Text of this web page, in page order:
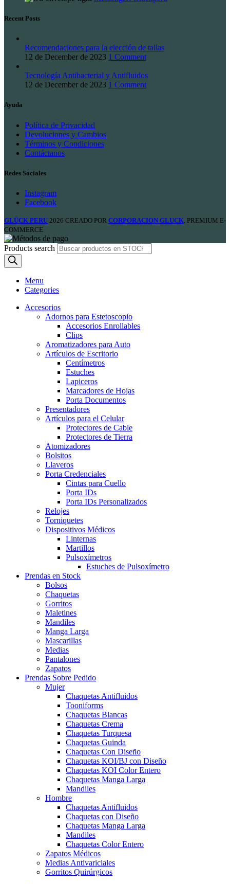
Recent Posts
Recomendaciones para la elección de tallas
12 de December de 2023 1 Comment
Tecnología Antibacterial y Antifluidos
12 de December de 2023 1 Comment
Ayuda
Política de Privacidad
Devoluciones y Cambios
Términos y Condiciones
Contáctanos
Redes Sociales
Instagram
Facebook
GLÜCK PERU 2026 CREADO POR CORPORACION GLUCK . PREMIUM E-
COMMERCE
Products search
Menu
Categories
Accesorios
Adornos para Estetoscopio
Accesorios Enrollables
Clips
Aromatizadores para Auto
Artículos de Escritorio
Centímetros
Estuches
Lapiceros
Marcadores de Hojas
Porta Documentos
Presentadores
Artículos para el Celular
Protectores de Cable
Protectores de Tierra
Atomizadores
Bolsitos
Llaveros
Porta Credenciales
Cintas para Cuello
Porta IDs
Porta IDs Personalizados
Relojes
Torniquetes
Dispositivos Médicos
Linternas
Martillos
Pulsoxímetros
Estuches de Pulsoxímetro
Prendas en Stock
Bolsos
Chaquetas
Gorritos
Maletines
Mandiles
Manga Larga
Mascarillas
Medias
Pantalones
Zapatos
Prendas Sobre Pedido
Mujer
Chaquetas Antifluidos
Tooniforms
Chaquetas Blancas
Chaquetas Crema
Chaquetas Turquesa
Chaquetas Guinda
Chaquetas Con Diseño
Chaquetas KOI/BJ con Diseño
Chaquetas KOI Color Entero
Chaquetas Manga Larga
Mandiles
Hombre
Chaquetas Antifluidos
Chaquetas con Diseño
Chaquetas Manga Larga
Mandiles
Chaquetas Color Entero
Zapatos Médicos
Medias Antivariciales
Gorritos Quirúrgicos